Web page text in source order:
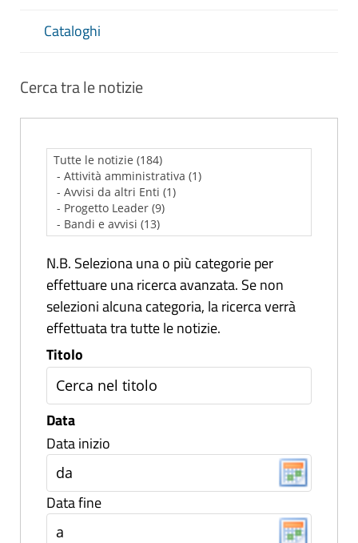
Cataloghi
Cerca tra le notizie
N.B. Seleziona una o più categorie per
effettuare una ricerca avanzata. Se non
selezioni alcuna categoria, la ricerca verrà
effettuata tra tutte le notizie.
Titolo
Data
Data inizio
Data fine